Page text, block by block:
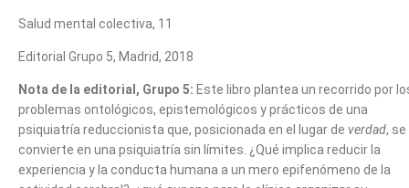
Salud mental colectiva, 11
Editorial Grupo 5, Madrid, 2018
Nota de la editorial, Grupo 5: Este libro plantea un recorrido por
problemas ontológicos, epistemológicos y prácticos de una
psiquiatría reduccionista que, posicionada en el lugar de verdad, se
convierte en una psiquiatría sin límites. ¿Qué implica reducir la
experiencia y la conducta humana a un mero epifenómeno de la